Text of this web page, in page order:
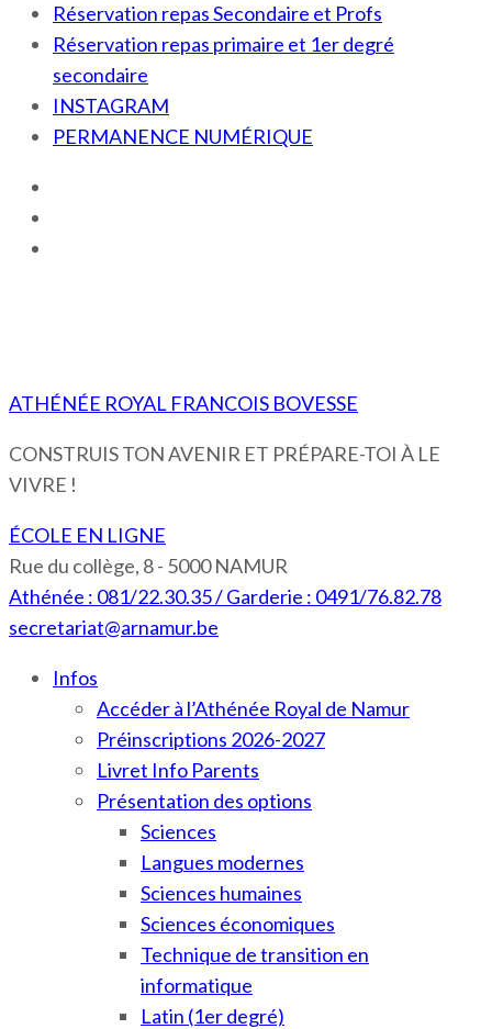
Réservation repas Secondaire et Profs
Réservation repas primaire et 1er degré
secondaire
INSTAGRAM
PERMANENCE NUMÉRIQUE
ATHÉNÉE ROYAL FRANCOIS BOVESSE
CONSTRUIS TON AVENIR ET PRÉPARE-TOI À LE
VIVRE !
ÉCOLE EN LIGNE
Rue du collège, 8 - 5000 NAMUR
Athénée : 081/22.30.35 / Garderie : 0491/76.82.78
secretariat@arnamur.be
Infos
Accéder à l’Athénée Royal de Namur
Préinscriptions 2026-2027
Livret Info Parents
Présentation des options
Sciences
Langues modernes
Sciences humaines
Sciences économiques
Technique de transition en
informatique
Latin (1er degré)